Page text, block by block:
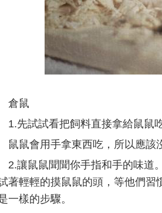
倉鼠
1.先試試看把飼料直接拿給鼠鼠
鼠鼠會用手拿東西吃，所以應該
2.讓鼠鼠聞聞你手指和手的味道
著輕輕的摸鼠鼠的頭，等他們
一樣的步驟。